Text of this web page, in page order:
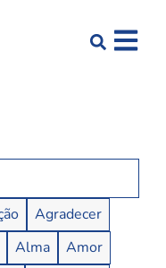
Agradecer
Alma
Amor